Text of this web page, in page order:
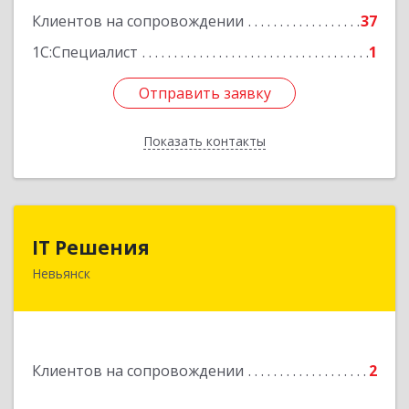
Клиентов на сопровождении
37
1С:Специалист
1
Отправить заявку
Показать контакты
Отправить заявку
Назад
IT Решения
Невьянск
Клиентов на сопровождении 2